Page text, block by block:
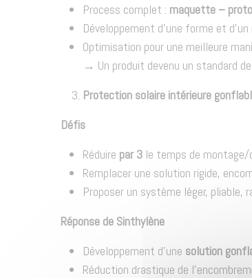
Process complet : maquette –
Développement d’une forme et
Optimisation pour une meilleure
→ Un produit devenu un standard
Protection solaire intérieure
Défis
Réduire par 3 le temps de
Remplacer une solution rigide,
Proposer un système léger, pliable,
Réponse de Sinthylène
Développement d’une solution
Réduction drastique de